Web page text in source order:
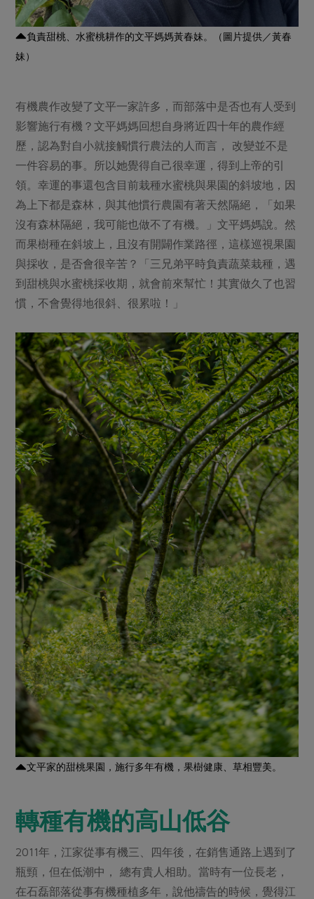
負責甜桃、水蜜桃耕作的文平媽媽黃春妹。（圖片提供／黃春
妹）
有機農作改變了文平一家許多，而部落中是否也有人受到
影響施行有機？文平媽媽回想自身將近四十年的農作經
歷，認為對自小就接觸慣行農法的人而言， 改變並不是
一件容易的事。所以她覺得自己很幸運，得到上帝的引
領。幸運的事還包含目前栽種水蜜桃與果園的斜坡地，因
為上下都是森林，與其他慣行農園有著天然隔絕，「如果
沒有森林隔絕，我可能也做不了有機。」文平媽媽說。然
而果樹種在斜坡上，且沒有開闢作業路徑，這樣巡視果園
與採收，是否會很辛苦？「三兄弟平時負責蔬菜栽種，遇
到甜桃與水蜜桃採收期，就會前來幫忙！其實做久了也習
慣，不會覺得地很斜、很累啦！」
文平家的甜桃果園，施行多年有機，果樹健康、草相豐美。
轉種有機的高山低谷
2011年，江家從事有機三、四年後，在銷售通路上遇到了
瓶頸，但在低潮中， 總有貴人相助。當時有一位長老，
在石磊部落從事有機種植多年，說他禱告的時候，覺得江